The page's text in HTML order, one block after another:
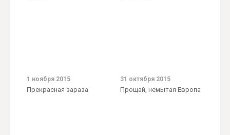
1 ноября 2015
Прекрасная зараза
31 октября 2015
Прощай, немытая Европа